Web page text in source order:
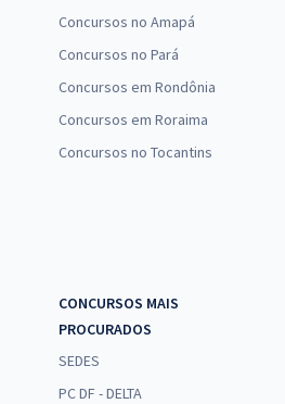
Concursos no Amapá
Concursos no Pará
Concursos em Rondônia
Concursos em Roraima
Concursos no Tocantins
CONCURSOS MAIS
PROCURADOS
SEDES
PC DF - DELTA